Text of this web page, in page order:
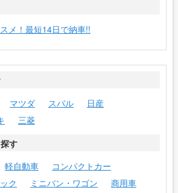
メ！最短14日で納車!!
マツダ スバル
日産
三菱
す
軽自動車
コンパクトカー
ク
ミニバン・ワゴン
商用車